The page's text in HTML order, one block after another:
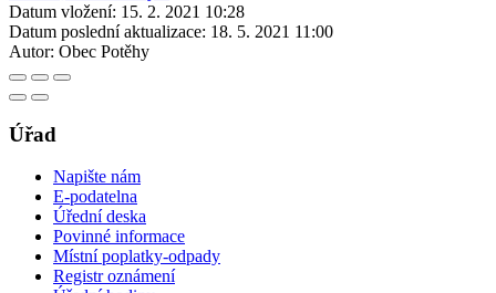
Datum vložení: 15. 2. 2021 10:28
Datum poslední aktualizace: 18. 5. 2021 11:00
Autor: Obec Potěhy
Úřad
Napište nám
E-podatelna
Úřední deska
Povinné informace
Místní poplatky-odpady
Registr oznámení